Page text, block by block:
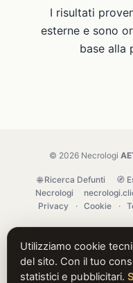
I risultati
esterne e sono
base alla
© 2026 Necrologi
🌐 Ricerca Defunti 🧭
Necrologi
Privacy
· Cookie ·
Utilizziamo cookie
del sito. Con il tuo
statistici e pubblicitari.